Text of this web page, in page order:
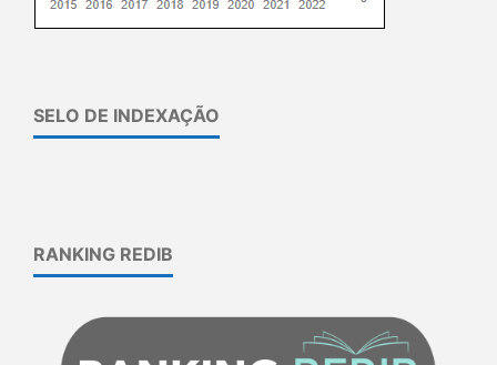
SELO DE INDEXAÇÃO
RANKING REDIB